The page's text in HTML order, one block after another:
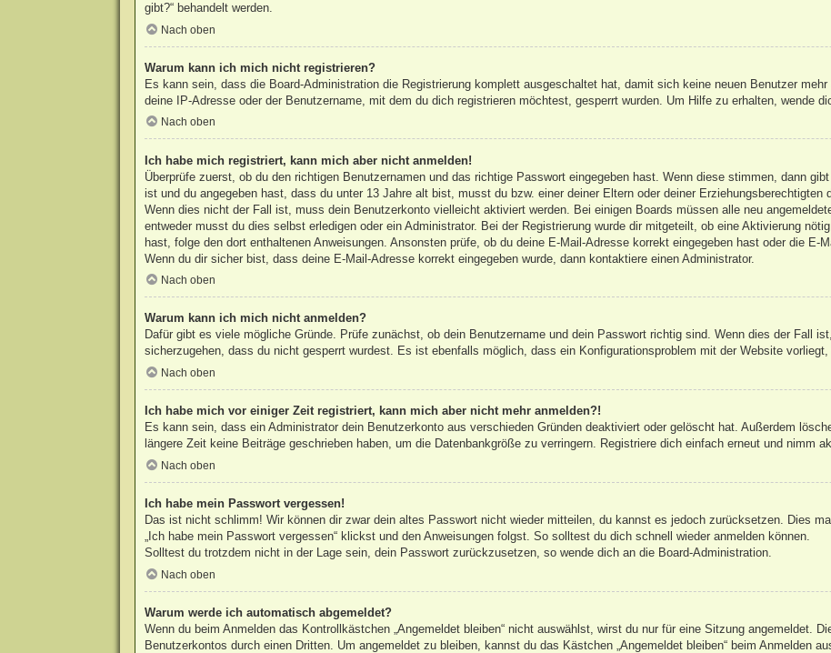
gibt?“ behandelt werden.
Nach oben
Warum kann ich mich nicht registrieren?
Es kann sein, dass die Board-Administration die Registrierung komplett ausgeschaltet hat, damit sich keine neuen Benutzer
deine IP-Adresse oder der Benutzername, mit dem du dich registrieren möchtest, gesperrt wurden. Um Hilfe zu erhalten, wende
Nach oben
Ich habe mich registriert, kann mich aber nicht anmelden!
Überprüfe zuerst, ob du den richtigen Benutzernamen und das richtige Passwort eingegeben hast. Wenn diese stimmen, dann
ist und du angegeben hast, dass du unter 13 Jahre alt bist, musst du bzw. einer deiner Eltern oder deiner Erziehungsberechtigten
Wenn dies nicht der Fall ist, muss dein Benutzerkonto vielleicht aktiviert werden. Bei einigen Boards müssen alle neu
entweder musst du dies selbst erledigen oder ein Administrator. Bei der Registrierung wurde dir mitgeteilt, ob eine Aktivierung
hast, folge den dort enthaltenen Anweisungen. Ansonsten prüfe, ob du deine E-Mail-Adresse korrekt eingegeben hast oder die E-
Wenn du dir sicher bist, dass deine E-Mail-Adresse korrekt eingegeben wurde, dann kontaktiere einen Administrator.
Nach oben
Warum kann ich mich nicht anmelden?
Dafür gibt es viele mögliche Gründe. Prüfe zunächst, ob dein Benutzername und dein Passwort richtig sind. Wenn dies der Fall
sicherzugehen, dass du nicht gesperrt wurdest. Es ist ebenfalls möglich, dass ein Konfigurationsproblem mit der Website
Nach oben
Ich habe mich vor einiger Zeit registriert, kann mich aber nicht mehr anmelden?!
Es kann sein, dass ein Administrator dein Benutzerkonto aus verschieden Gründen deaktiviert oder gelöscht hat. Außerdem
längere Zeit keine Beiträge geschrieben haben, um die Datenbankgröße zu verringern. Registriere dich einfach erneut und nimm
Nach oben
Ich habe mein Passwort vergessen!
Das ist nicht schlimm! Wir können dir zwar dein altes Passwort nicht wieder mitteilen, du kannst es jedoch zurücksetzen. Dies
„Ich habe mein Passwort vergessen“ klickst und den Anweisungen folgst. So solltest du dich schnell wieder anmelden können.
Solltest du trotzdem nicht in der Lage sein, dein Passwort zurückzusetzen, so wende dich an die Board-Administration.
Nach oben
Warum werde ich automatisch abgemeldet?
Wenn du beim Anmelden das Kontrollkästchen „Angemeldet bleiben“ nicht auswählst, wirst du nur für eine Sitzung angemeldet.
Benutzerkontos durch einen Dritten. Um angemeldet zu bleiben, kannst du das Kästchen „Angemeldet bleiben“ beim Anmelden